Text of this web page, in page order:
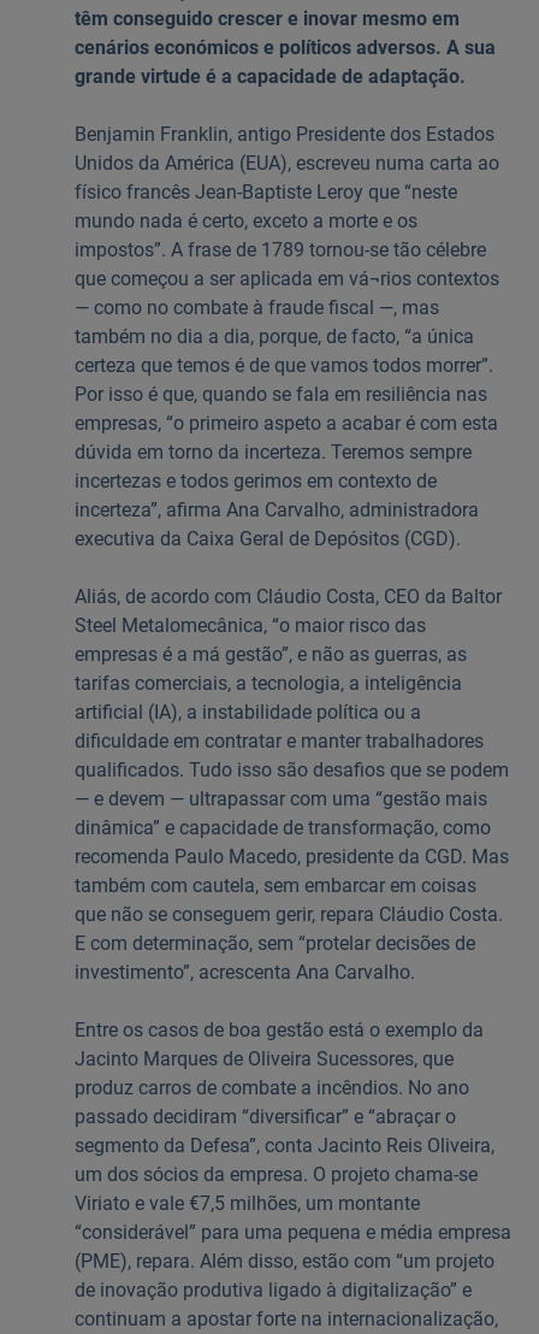
têm conseguido crescer e inovar mesmo em
cenários económicos e políticos adversos. A sua
grande virtude é a capacidade de adaptação.
Benjamin Franklin, antigo Presidente dos Estados
Unidos da América (EUA), escreveu numa carta ao
físico francês Jean-Baptiste Leroy que “neste
mundo nada é certo, exceto a morte e os
impostos”. A frase de 1789 tornou-se tão célebre
que começou a ser aplicada em vá¬rios contextos
— como no combate à fraude fiscal —, mas
também no dia a dia, porque, de facto, “a única
certeza que temos é de que vamos todos morrer”.
Por isso é que, quando se fala em resiliência nas
empresas, “o primeiro aspeto a acabar é com esta
dúvida em torno da incerteza. Teremos sempre
incertezas e todos gerimos em contexto de
incerteza”, afirma Ana Carvalho, administradora
executiva da Caixa Geral de Depósitos (CGD).
Aliás, de acordo com Cláudio Costa, CEO da Baltor
Steel Metalomecânica, “o maior risco das
empresas é a má gestão”, e não as guerras, as
tarifas comerciais, a tecnologia, a inteligência
artificial (IA), a instabilidade política ou a
dificuldade em contratar e manter trabalhadores
qualificados. Tudo isso são desafios que se podem
— e devem — ultrapassar com uma “gestão mais
dinâmica” e capacidade de transformação, como
recomenda Paulo Macedo, presidente da CGD. Mas
também com cautela, sem embarcar em coisas
que não se conseguem gerir, repara Cláudio Costa.
E com determinação, sem “protelar decisões de
investimento”, acrescenta Ana Carvalho.
Entre os casos de boa gestão está o exemplo da
Jacinto Marques de Oliveira Sucessores, que
produz carros de combate a incêndios. No ano
passado decidiram “diversificar” e “abraçar o
segmento da Defesa”, conta Jacinto Reis Oliveira,
um dos sócios da empresa. O projeto chama-se
Viriato e vale €7,5 milhões, um montante
“considerável” para uma pequena e média empresa
(PME), repara. Além disso, estão com “um projeto
de inovação produtiva ligado à digitalização” e
continuam a apostar forte na internacionalização,